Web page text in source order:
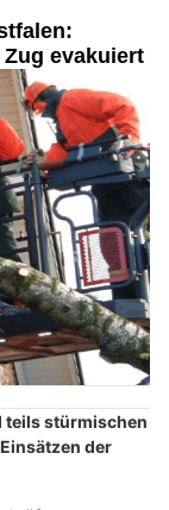
evakuiert
teils stürmischen
der